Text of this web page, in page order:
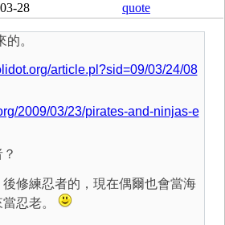
28 quote
。
article.pl?sid=09/03/24/08
2009/03/23/pirates-and-ninjas-e
修練忍者的，現在偶爾也會當海
忍老。